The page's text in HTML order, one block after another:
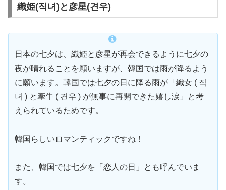
織姫(직녀)と彦星(견우)
日本の七夕は、織姫と彦星が再会できるように七夕の
夜が晴れることを願いますが、韓国では雨が降るよう
に願います。韓国では七夕の日に降る雨が「織女 ( 직
녀 ) と牽牛 ( 견우 ) が無事に再開できた嬉し涙」と考
えられているためです。
韓国らしいロマンティックですね！
また、韓国では七夕を「恋人の日」とも呼んでいま
す。